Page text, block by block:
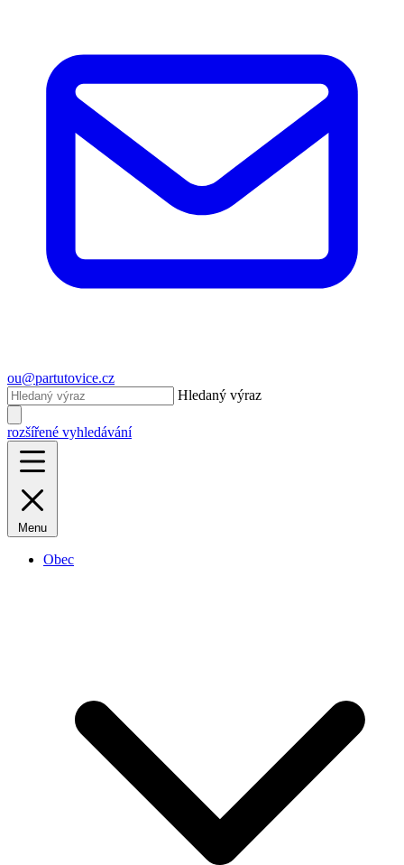
ou@partutovice.cz
Hledaný výraz
rozšířené vyhledávání
Menu
Obec